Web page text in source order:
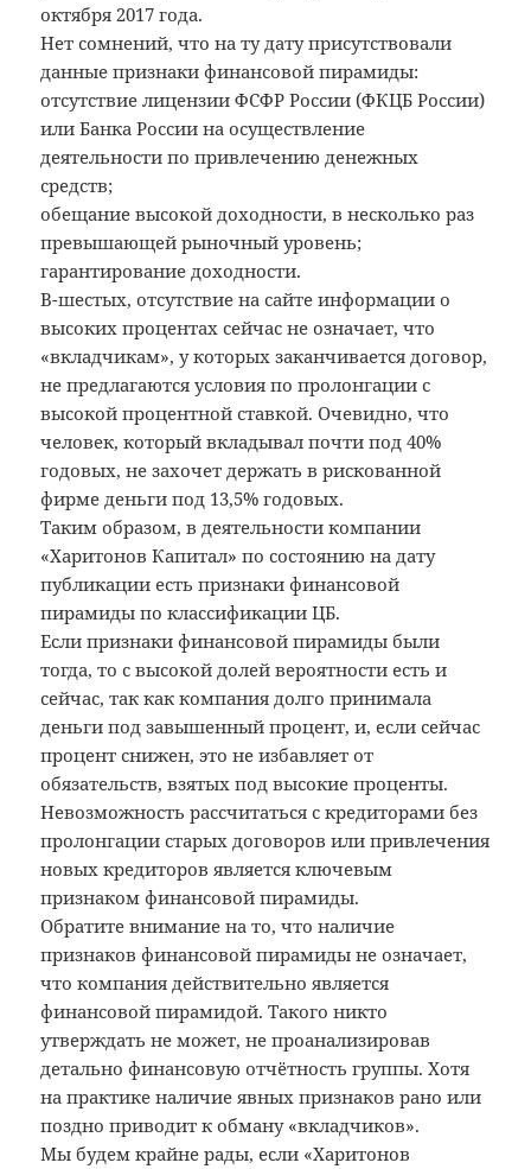
октября 2017 года.
Нет сомнений, что на ту дату присутствовали
данные признаки финансовой пирамиды:
отсутствие лицензии ФСФР России (ФКЦБ России)
или Банка России на осуществление
деятельности по привлечению денежных
средств;
обещание высокой доходности, в несколько раз
превышающей рыночный уровень;
гарантирование доходности.
В-шестых, отсутствие на сайте информации о
высоких процентах сейчас не означает, что
«вкладчикам», у которых заканчивается договор,
не предлагаются условия по пролонгации с
высокой процентной ставкой. Очевидно, что
человек, который вкладывал почти под 40%
годовых, не захочет держать в рискованной
фирме деньги под 13,5% годовых.
Таким образом, в деятельности компании
«Харитонов Капитал» по состоянию на дату
публикации есть признаки финансовой
пирамиды по классификации ЦБ.
Если признаки финансовой пирамиды были
тогда, то с высокой долей вероятности есть и
сейчас, так как компания долго принимала
деньги под завышенный процент, и, если сейчас
процент снижен, это не избавляет от
обязательств, взятых под высокие проценты.
Невозможность рассчитаться с кредиторами без
пролонгации старых договоров или привлечения
новых кредиторов является ключевым
признаком финансовой пирамиды.
Обратите внимание на то, что наличие
признаков финансовой пирамиды не означает,
что компания действительно является
финансовой пирамидой. Такого никто
утверждать не может, не проанализировав
детально финансовую отчётность группы. Хотя
на практике наличие явных признаков рано или
поздно приводит к обману «вкладчиков».
Мы будем крайне рады, если «Харитонов